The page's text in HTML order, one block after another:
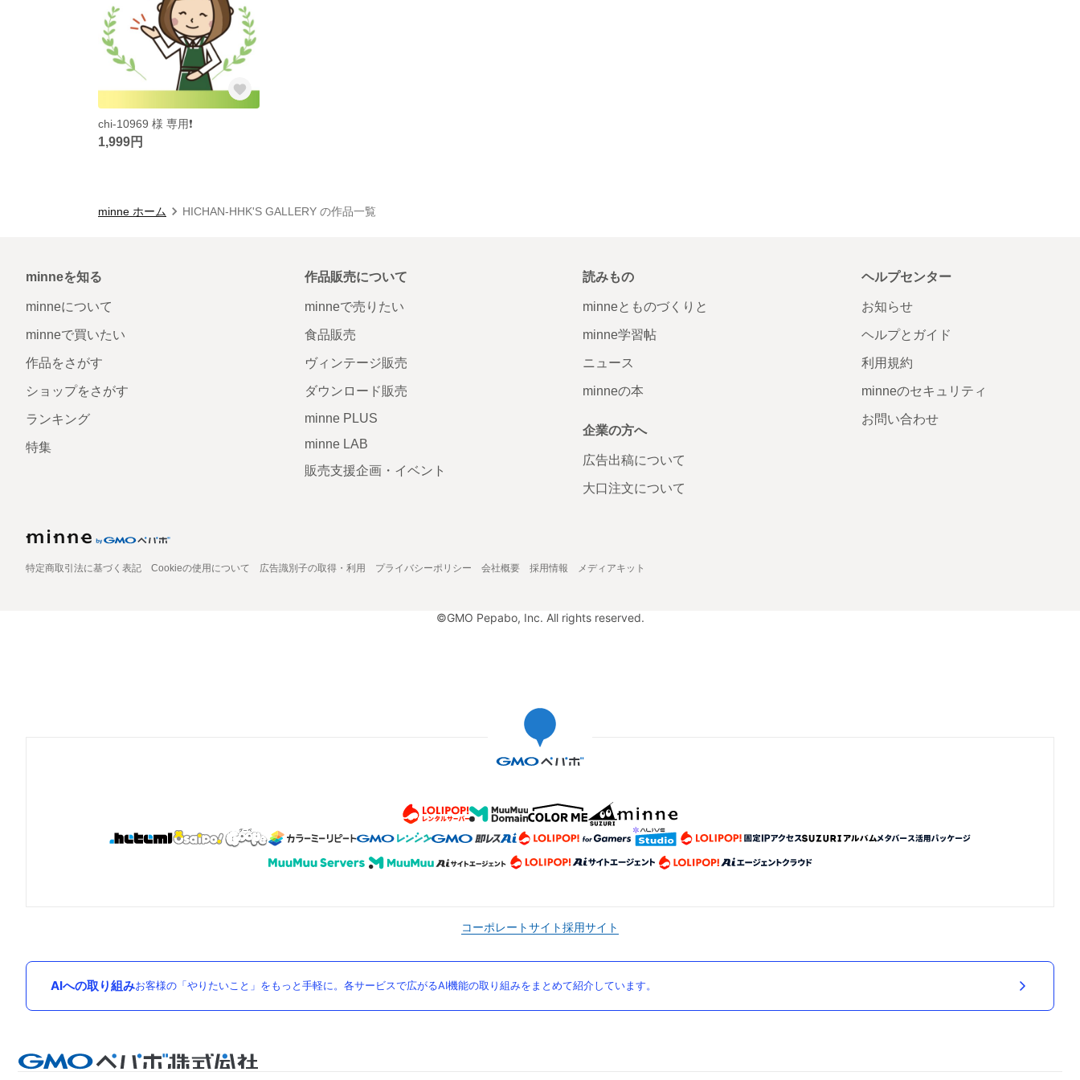
chi-10969 様 専用❗️
1,999円
minne ホーム HICHAN-HHK'S GALLERY の作品一覧
minneを知る
minneについて
minneで買いたい
作品をさがす
ショップをさがす
ランキング
特集
作品販売について
minneで売りたい
食品販売
ヴィンテージ販売
ダウンロード販売
minne PLUS
minne LAB
販売支援企画・イベント
読みもの
minneとものづくりと
minne学習帖
ニュース
minneの本
企業の方へ
広告出稿について
大口注文について
ヘルプセンター
お知らせ
ヘルプとガイド
利用規約
minneのセキュリティ
お問い合わせ
特定商取引法に基づく表記 Cookieの使用について 広告識別子の取得・利用 プライバシーポリシー 会社概要 採用情報 メディアキット
©GMO Pepabo, Inc. All rights reserved.
コーポレートサイト採用サイト
AIへの取り組みお客様の「やりたいこと」をもっと手軽に。各サービスで広がるAI機能の取り組みをまとめて紹介しています。